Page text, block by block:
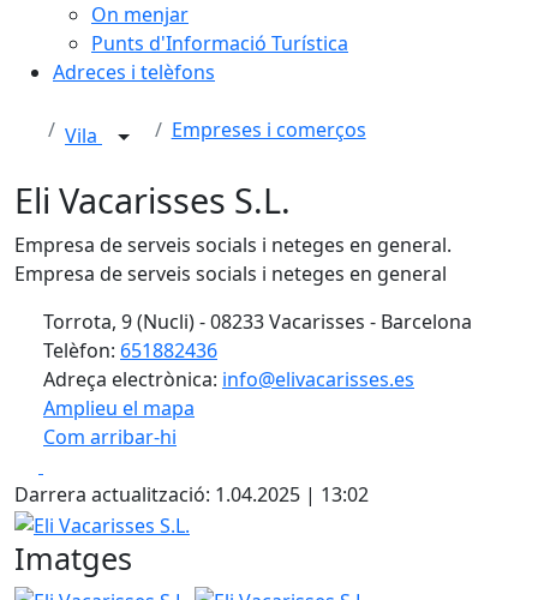
On menjar
Punts d'Informació Turística
Adreces i telèfons
Vila Empreses i comerços
Eli Vacarisses S.L.
Empresa de serveis socials i neteges en general.
Empresa de serveis socials i neteges en general
Torrota, 9 (Nucli) - 08233 Vacarisses - Barcelona
Telèfon: 651882436
Adreça electrònica: info@elivacarisses.es
Amplieu el mapa
Com arribar-hi
+
−
Darrera actualització: 1.04.2025 | 13:02
Eli Vacarisses S.L.
Imatges